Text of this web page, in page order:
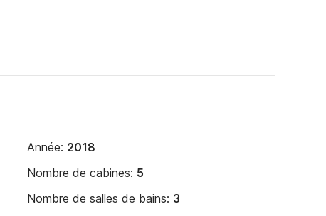
Année: 2018
Nombre de cabines: 5
Nombre de salles de bains: 3